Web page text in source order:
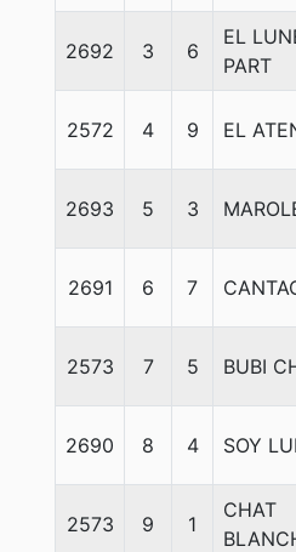
2692 3 6
EL
PART
2572 4 9 EL
2693 5 3
2691 6 7
2573 7 5 BUBI
2690 8 4 SOY
2573 9 1
CHAT